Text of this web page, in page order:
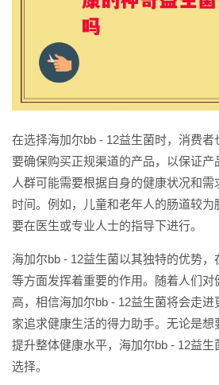
在选择海加尔bb - 12益生菌时，消费者
要确保购买正规渠道的产品，以保证产
人群可能需要根据自身的健康状况和
时间。例如，儿童和老年人的肠道较为
要在医生或专业人士的指导下进行。
海加尔bb - 12益生菌以其独特的优势
等方面发挥着重要的作用。随着人们对
高，相信海加尔bb - 12益生菌将会走
家追求健康生活的得力助手。无论是
提升整体健康水平，海加尔bb - 12益
选择。